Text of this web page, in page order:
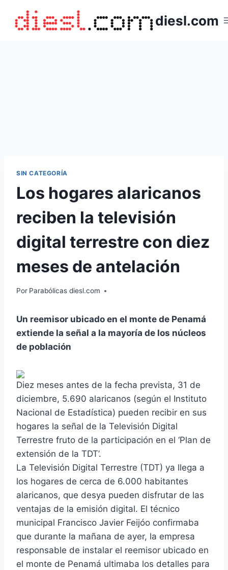
contenido
diesl.com
SIN CATEGORÍA
Los hogares alaricanos
reciben la televisión
digital terrestre con diez
meses de antelación
Por Parabólicas diesl.com
Un reemisor ubicado en el monte de Penamá
extiende la señal a la mayoría de los núcleos
de población
Diez meses antes de la fecha prevista, 31 de
diciembre, 5.690 alaricanos (según el Instituto
Nacional de Estadística) pueden recibir en sus
hogares la señal de la Televisión Digital
Terrestre fruto de la participación en el ‘Plan de
extensión de la TDT’.
La Televisión Digital Terrestre (TDT) ya llega a
los hogares de cerca de 6.000 habitantes
alaricanos, que desya pueden disfrutar de las
ventajas de la emisión digital. El técnico
municipal Francisco Javier Feijóo confirmaba
que durante la mañana de ayer, la empresa
responsable de instalar el reemisor ubicado en
el monte de Penamá ultimaba los detalles para